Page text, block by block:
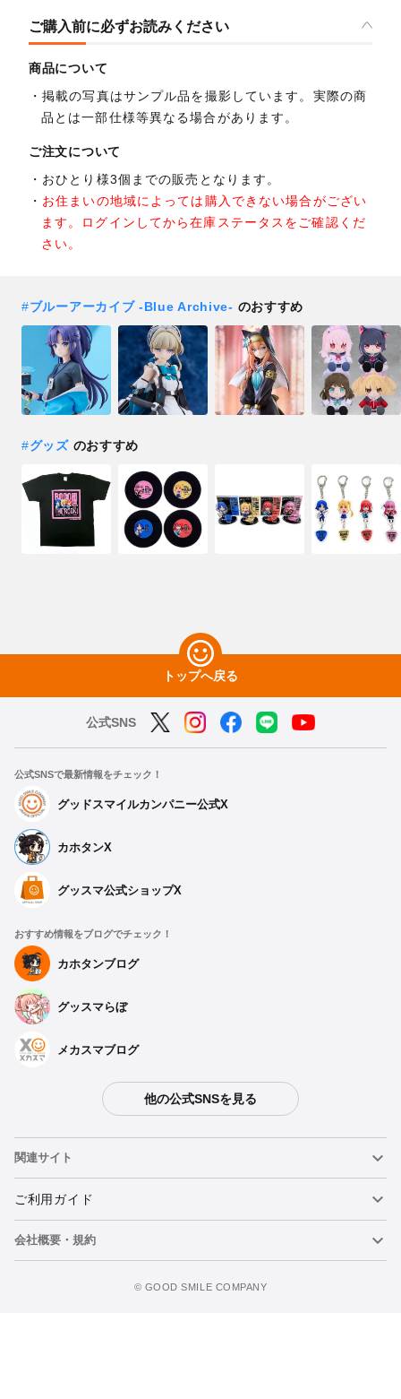
缶バッジ 杏山 カズサ
2026年02月発売・お1人様3点まで
ブルーアーカイブ ホリデーウォークシリーズ 75mm
缶バッジ 早瀬 ユウカ
2026年02月発売・お1人様3点まで
ブルーアーカイブ ホリデーウォークシリーズ 75mm
缶バッジ 空崎 ヒナ
予約期間：2025年09月16日~2025年10月08日まで
缶バッジ 砂狼 シロコ
予約期間：2025年09月16日~2025年10月08日まで
ブルーアーカイブ ホリデーウォークシリーズ 75mm
缶バッジ 聖園 ミカ
予約期間：2025年09月16日~2025年10月08日まで
ご購入前に必ずお読みください
商品について
掲載の写真はサンプル品を撮影しています。実際の商
品とは一部仕様等異なる場合があります。
ご注文について
おひとり様3個までの販売となります。
お住まいの地域によっては購入できない場合がござい
ます。ログインしてから在庫ステータスをご確認くだ
さい。
#ブルーアーカイブ -Blue Archive- のおすすめ
#グッズのおすすめ
トップへ戻る
公式SNS
公式SNSで最新情報をチェック！
グッドスマイルカンパニー公式X
カホタンX
グッスマ公式ショップX
おすすめ情報をブログでチェック！
カホタンブログ
グッスマらぼ
メカスマブログ
他の公式SNSを見る
関連サイト
ねんどろいど
ねんどろいどフェイスメーカー
ご利用ガイド
重要なお知らせ
会社概要・規約
©️ GOOD SMILE COMPANY